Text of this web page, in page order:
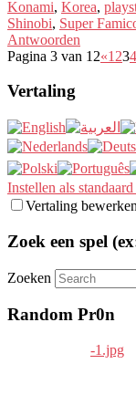
Konami, Korea,
Shinobi, Super
Antwoorden
Pagina 3 van 12«1 234
Vertaling
Instellen als standaard
Vertaling bewerken
Zoek een spel
Zoeken
Random Pr0n